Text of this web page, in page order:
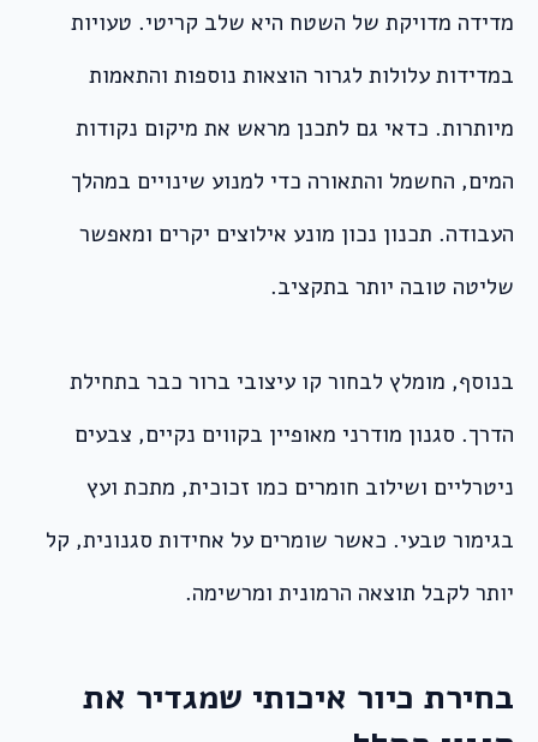
מדידה מדויקת של השטח היא שלב קריטי. טעויות
במדידות עלולות לגרור הוצאות נוספות והתאמות
מיותרות. כדאי גם לתכנן מראש את מיקום נקודות
המים, החשמל והתאורה כדי למנוע שינויים במהלך
העבודה. תכנון נכון מונע אילוצים יקרים ומאפשר
שליטה טובה יותר בתקציב.
בנוסף, מומלץ לבחור קו עיצובי ברור כבר בתחילת
הדרך. סגנון מודרני מאופיין בקווים נקיים, צבעים
ניטרליים ושילוב חומרים כמו זכוכית, מתכת ועץ
בגימור טבעי. כאשר שומרים על אחידות סגנונית, קל
יותר לקבל תוצאה הרמונית ומרשימה.
בחירת כיור איכותי שמגדיר את